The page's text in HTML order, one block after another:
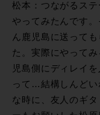
松本：つながるス
やってみたんです
ん鹿児島に送って
た。実際にやって
児島側にディレイ
って…結構しんどい
な時に、友人のギ